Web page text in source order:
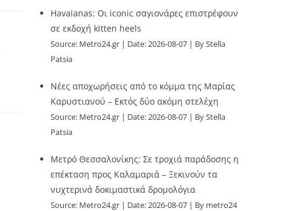
Havaianas: Οι iconic σαγιονάρες επιστρέφουν
σε εκδοχή kitten heels
Source: Metro24.gr Date: 2026-08-07
By Stella
Patsia
Νέες αποχωρήσεις από το κόμμα της Μαρίας
Καρυστιανού – Εκτός δύο ακόμη στελέχη
Source: Metro24.gr Date: 2026-08-07
By Stella
Patsia
Μετρό Θεσσαλονίκης: Σε τροχιά παράδοσης η
επέκταση προς Καλαμαριά – Ξεκινούν τα
νυχτερινά δοκιμαστικά δρομολόγια
Source: Metro24.gr Date: 2026-08-07 By metro24